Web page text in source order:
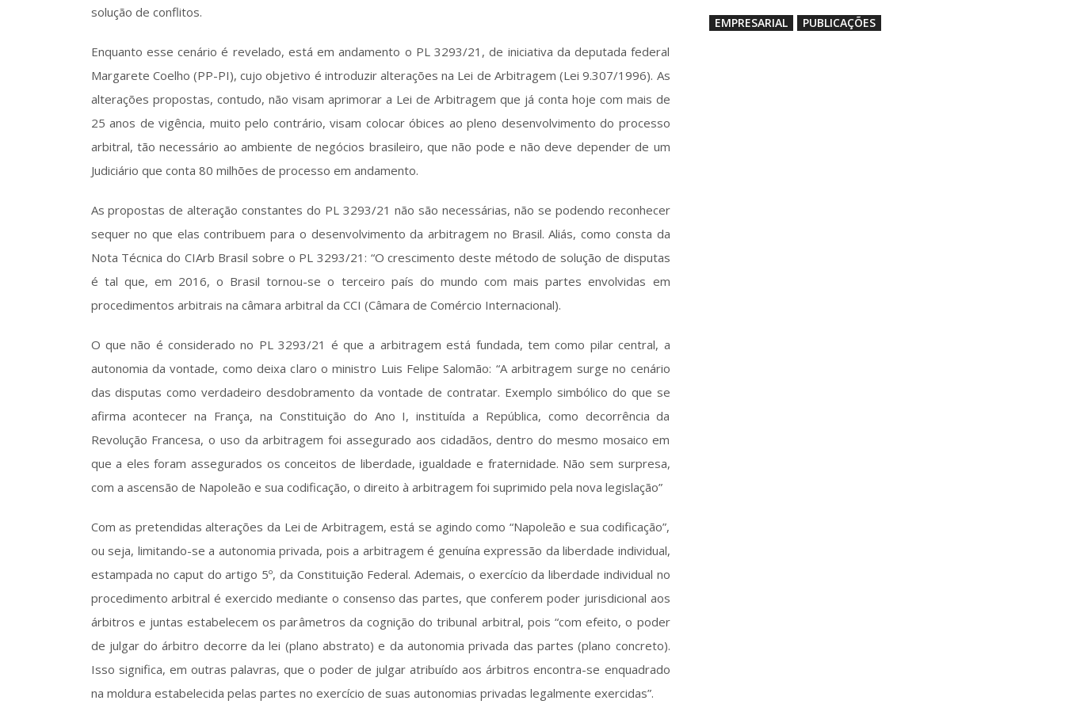
solução de conflitos.
Enquanto esse cenário é revelado, está em andamento o PL 3293/21, de iniciativa da deputada federal
Margarete Coelho (PP-PI), cujo objetivo é introduzir alterações na Lei de Arbitragem (Lei 9.307/1996). As
alterações propostas, contudo, não visam aprimorar a Lei de Arbitragem que já conta hoje com mais de
25 anos de vigência, muito pelo contrário, visam colocar óbices ao pleno desenvolvimento do processo
arbitral, tão necessário ao ambiente de negócios brasileiro, que não pode e não deve depender de um
Judiciário que conta 80 milhões de processo em andamento.
As propostas de alteração constantes do PL 3293/21 não são necessárias, não se podendo reconhecer
sequer no que elas contribuem para o desenvolvimento da arbitragem no Brasil. Aliás, como consta da
Nota Técnica do CIArb Brasil sobre o PL 3293/21: “O crescimento deste método de solução de disputas
é tal que, em 2016, o Brasil tornou-se o terceiro país do mundo com mais partes envolvidas em
procedimentos arbitrais na câmara arbitral da CCI (Câmara de Comércio Internacional).
O que não é considerado no PL 3293/21 é que a arbitragem está fundada, tem como pilar central, a
autonomia da vontade, como deixa claro o ministro Luis Felipe Salomão: “A arbitragem surge no cenário
das disputas como verdadeiro desdobramento da vontade de contratar. Exemplo simbólico do que se
afirma acontecer na França, na Constituição do Ano I, instituída a República, como decorrência da
Revolução Francesa, o uso da arbitragem foi assegurado aos cidadãos, dentro do mesmo mosaico em
que a eles foram assegurados os conceitos de liberdade, igualdade e fraternidade. Não sem surpresa,
com a ascensão de Napoleão e sua codificação, o direito à arbitragem foi suprimido pela nova legislação”
Com as pretendidas alterações da Lei de Arbitragem, está se agindo como “Napoleão e sua codificação”,
ou seja, limitando-se a autonomia privada, pois a arbitragem é genuína expressão da liberdade individual,
estampada no caput do artigo 5º, da Constituição Federal. Ademais, o exercício da liberdade individual no
procedimento arbitral é exercido mediante o consenso das partes, que conferem poder jurisdicional aos
árbitros e juntas estabelecem os parâmetros da cognição do tribunal arbitral, pois “com efeito, o poder
de julgar do árbitro decorre da lei (plano abstrato) e da autonomia privada das partes (plano concreto).
Isso significa, em outras palavras, que o poder de julgar atribuído aos árbitros encontra-se enquadrado
na moldura estabelecida pelas partes no exercício de suas autonomias privadas legalmente exercidas”.
EMPRESARIAL PUBLICAÇÕES